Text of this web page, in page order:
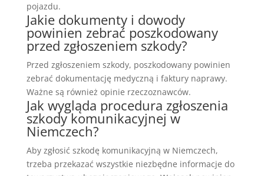
pojazdu.
Jakie dokumenty i dowody
powinien zebrać poszkodowany
przed zgłoszeniem szkody?
Przed zgłoszeniem szkody, poszkodowany powinien
zebrać dokumentację medyczną i faktury naprawy.
Ważne są również opinie rzeczoznawców.
Jak wygląda procedura zgłoszenia
szkody komunikacyjnej w
Niemczech?
Aby zgłosić szkodę komunikacyjną w Niemczech,
trzeba przekazać wszystkie niezbędne informacje do